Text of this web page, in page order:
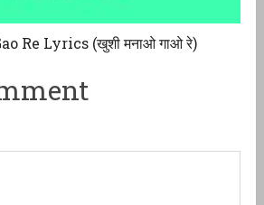
Re Lyrics (खुशी मनाओ गाओ रे)